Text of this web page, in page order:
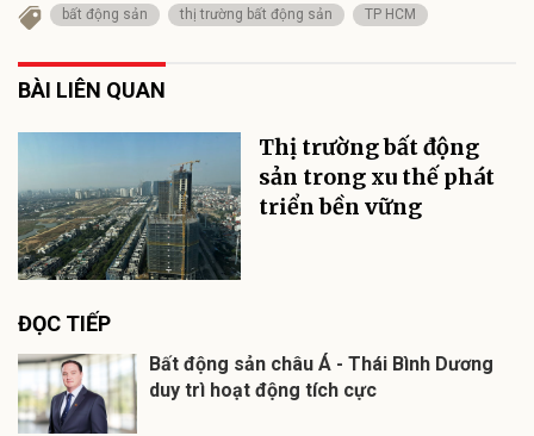
bất động sản thị trường bất động sản TP HCM
BÀI LIÊN QUAN
Thị trường bất động
sản trong xu thế phát
triển bền vững
ĐỌC TIẾP
Bất động sản châu Á - Thái Bình Dương
duy trì hoạt động tích cực